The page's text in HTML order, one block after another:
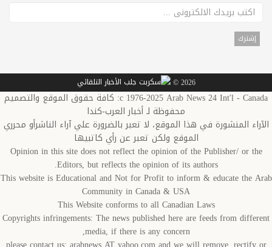
2026 ©
c 1976-2025 Arab News 24 Int'l - Canada: كافة حقوق الموقع والتصميم
محفوظة لـ أخبار العرب-كندا
الآراء المنشورة في هذا الموقع، لا تعبر بالضرورة علي آراء الناشرأو محرري
الموقع ولكن تعبر عن رأي كاتبيها
Opinion in this site does not reflect the opinion of the Publisher/ or the
Editors, but reflects the opinion of its authors.
This website is Educational and Not for Profit to inform & educate the Arab
Community in Canada & USA
This Website conforms to all Canadian Laws
Copyrights infringements: The news published here are feeds from different
media, if there is any concern,